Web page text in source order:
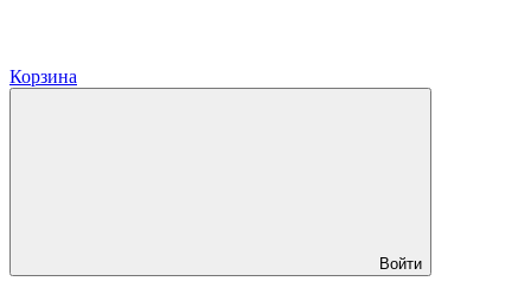
Корзина
Войти